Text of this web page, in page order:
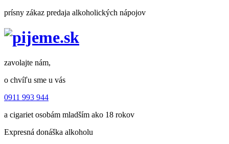
prísny zákaz predaja alkoholických nápojov
zavolajte nám,
o chvíľu sme u vás
0911 993 944
a cigariet osobám mladším ako 18 rokov
Expresná donáška alkoholu